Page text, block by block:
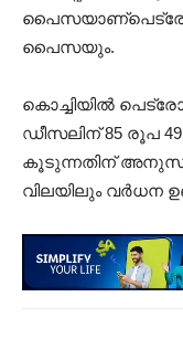
പൈസയും.
കൊച്ചിയിൽ
ഡീസലിന് 85 രൂപ
കൂടുന്നതിന്
വിലയിലും വർധന